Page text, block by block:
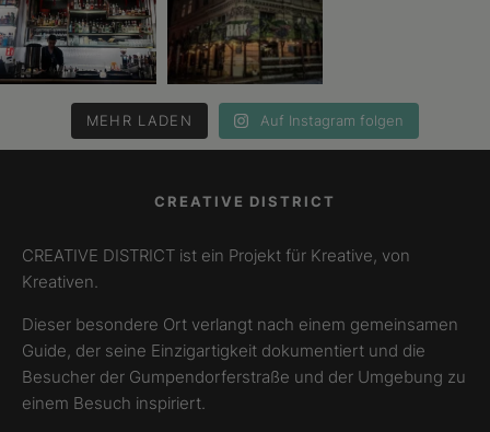
MEHR LADEN Auf Instagram folgen
CREATIVE DISTRICT
CREATIVE DISTRICT ist ein Projekt für Kreative, von
Kreativen.
Dieser besondere Ort verlangt nach einem gemeinsamen
Guide, der seine Einzigartigkeit dokumentiert und die
Besucher der Gumpendorferstraße und der Umgebung zu
einem Besuch inspiriert.